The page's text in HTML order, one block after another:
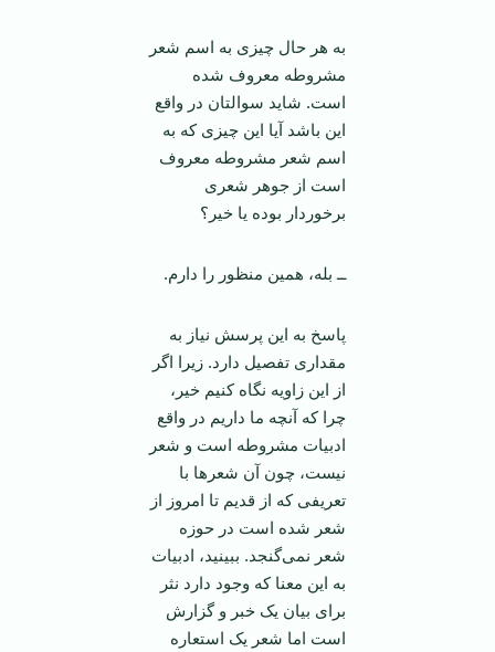
به هر حال چیزی به اسم شعر
مشروطه معروف شده
است. شاید سوالتان در واقع
این باشد آیا این چیزی که به
اسم شعر مشروطه معروف
است از جوهر شعری
برخوردار بوده یا خیر؟
ــ بله، همین منظور را دارم.
پاسخ به این پرسش نیاز به
مقداری تفصیل دارد. زیرا اگر
از این زاویه نگاه کنیم خیر،
چرا که آنچه ما داریم در واقع
ادبیات مشروطه است و شعر
نیست، چون آن شعر‌ها با
تعریفی که از قدیم تا امروز از
شعر شده است در حوزه
شعر نمی‌گنجد. ببینید، ادبیات
به این معنا که وجود دارد نثر
برای بیان یک خبر و گزارش
است اما شعر یک استعاره